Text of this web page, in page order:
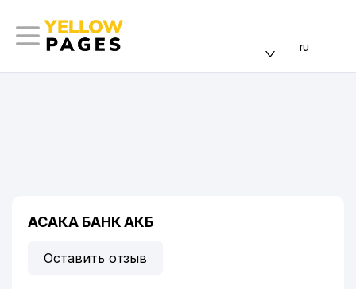
ru
АСАКА БАНК АКБ
Оставить отзыв